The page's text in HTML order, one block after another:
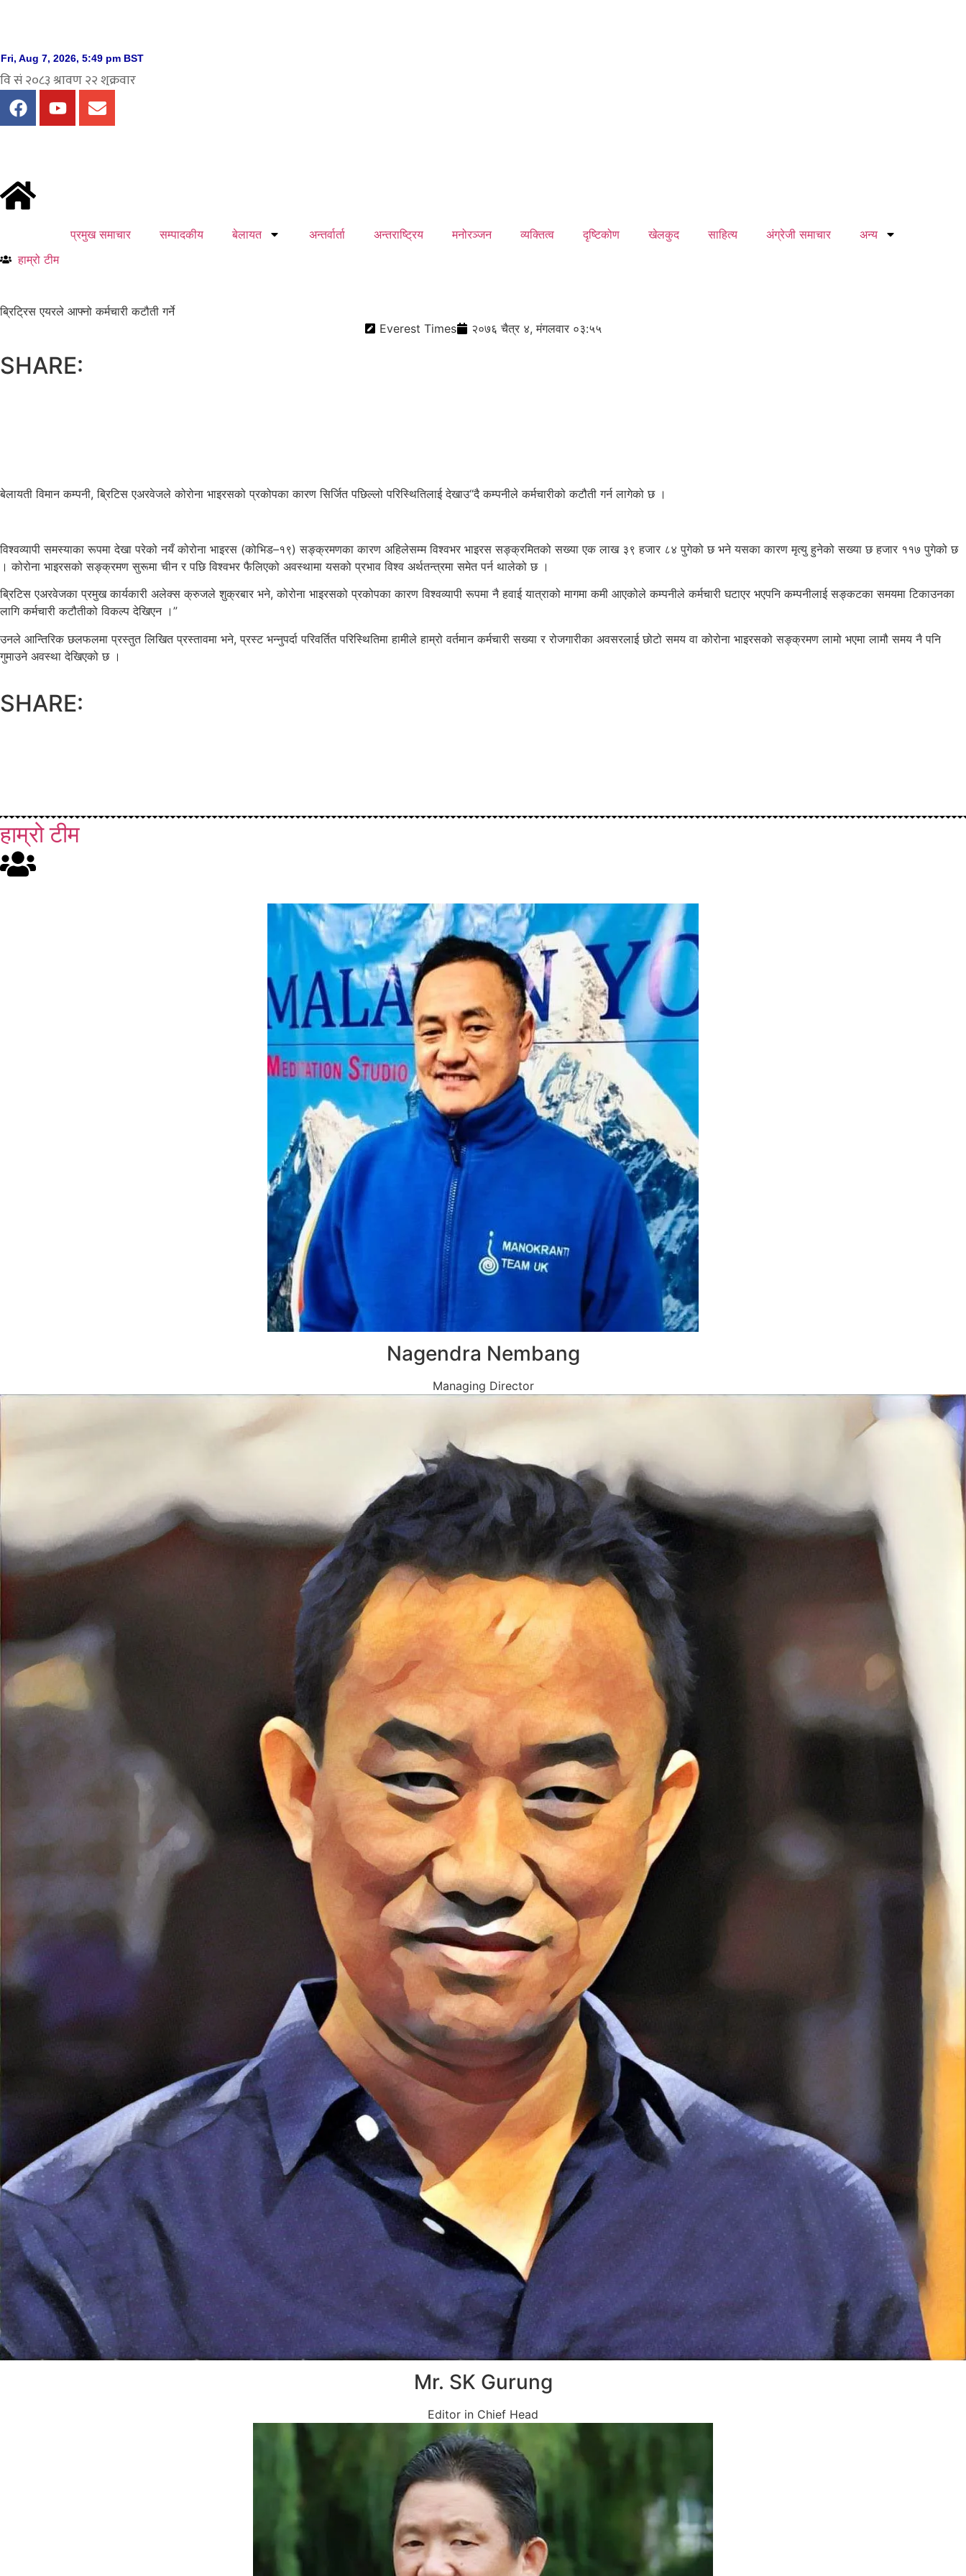
प्रमुख समाचार सम्पादकीय बेलायत अन्तर्वार्ता अन्तराष्ट्रिय मनोरञ्जन व्यक्तित्व दृष्टिकोण खेलकुद साहित्य अंग्रेजी समाचार
अन्य
हाम्रो टीम
ब्रिट्रिस एयरले आफ्नो कर्मचारी कटौती गर्ने
Everest Times
२०७६ चैत्र ४, मंगलवार ०३:५५
SHARE:
बेलायती विमान कम्पनी, ब्रिटिस एअरवेजले कोरोना भाइरसको प्रकोपका कारण सिर्जित पछिल्लो परिस्थितिलाई देखाउ“दै कम्पनीले कर्मचारीको कटौती गर्न लागेको छ ।
विश्वव्यापी समस्याका रूपमा देखा परेको नयँ कोरोना भाइरस (कोभिड–१९) सङ्क्रमणका कारण अहिलेसम्म विश्वभर भाइरस सङ्क्रमितको सख्या एक लाख ३९ हजार ८४ पुगेको छ भने यसका कारण मृत्यु हुनेको सख्या छ हजार ११७ पुगेको छ
। कोरोना भाइरसको सङ्क्रमण सुरूमा चीन र पछि विश्वभर फैलिएको अवस्थामा यसको प्रभाव विश्व अर्थतन्त्रमा समेत पर्न थालेको छ ।
ब्रिटिस एअरवेजका प्रमुख कार्यकारी अलेक्स क्रुजले शुक्रबार भने, कोरोना भाइरसको प्रकोपका कारण विश्वव्यापी रूपमा नै हवाई यात्राको मागमा कमी आएकोले कम्पनीले कर्मचारी घटाएर भएपनि कम्पनीलाई सङ्कटका समयमा टिकाउनका
लागि कर्मचारी कटौतीको विकल्प देखिएन ।”
उनले आन्तिरिक छलफलमा प्रस्तुत लिखित प्रस्तावमा भने, प्रस्ट भन्नुपर्दा परिवर्तित परिस्थितिमा हामीले हाम्रो वर्तमान कर्मचारी सख्या र रोजगारीका अवसरलाई छोटो समय वा कोरोना भाइरसको सङ्क्रमण लामो भएमा लामौ समय नै पनि
गुमाउने अवस्था देखिएको छ ।
SHARE:
हाम्रो टीम
Nagendra Nembang
Managing Director
Mr. SK Gurung
Editor in Chief Head